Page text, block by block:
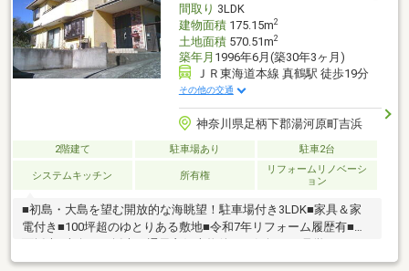
間取り 3LDK
建物面積175.15m2
土地面積570.51m2
築年月 1996年6月(築30年3ヶ月)
ＪＲ東海道本線 真鶴駅 徒歩19分
その他の交通
神奈川県足柄下郡湯河原町吉浜
2階建て 駐車場あり 駐車2台
システムキッチン 所有権
リフォームリノベーシ
ョン
■初島・大島を望む開放的な海眺望！駐車場付き3LDK■家具＆家
電付き■100坪超のゆとりある敷地■令和7年リフォーム履歴有■二
ます。物件のご検討については、写真や図面だけでなく是非、現